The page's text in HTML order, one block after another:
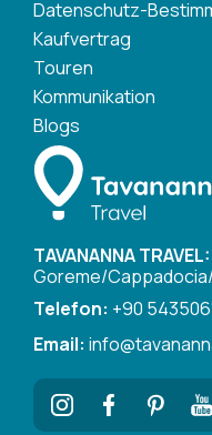
Datenschutz-
Kaufvertrag
Touren
Kommunikation
Blogs
TAVANANNA TRAVEL:
Goreme/
Telefon: +90
Email: